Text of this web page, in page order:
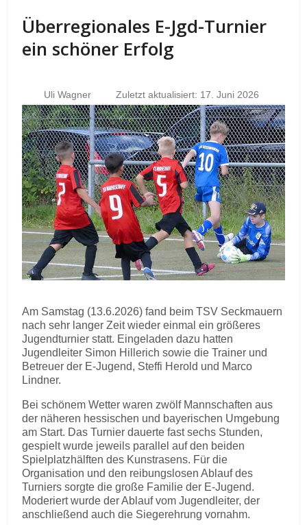
Überregionales E-Jgd-Turnier
ein schöner Erfolg
Uli Wagner Zuletzt aktualisiert: 17. Juni 2026
Am Samstag (13.6.2026) fand beim TSV Seckmauern
nach sehr langer Zeit wieder einmal ein größeres
Jugendturnier statt. Eingeladen dazu hatten
Jugendleiter Simon Hillerich sowie die Trainer und
Betreuer der E-Jugend, Steffi Herold und Marco
Lindner.
Bei schönem Wetter waren zwölf Mannschaften aus
der näheren hessischen und bayerischen Umgebung
am Start. Das Turnier dauerte fast sechs Stunden,
gespielt wurde jeweils parallel auf den beiden
Spielplatzhälften des Kunstrasens. Für die
Organisation und den reibungslosen Ablauf des
Turniers sorgte die große Familie der E-Jugend.
Moderiert wurde der Ablauf vom Jugendleiter, der
anschließend auch die Siegerehrung vornahm.